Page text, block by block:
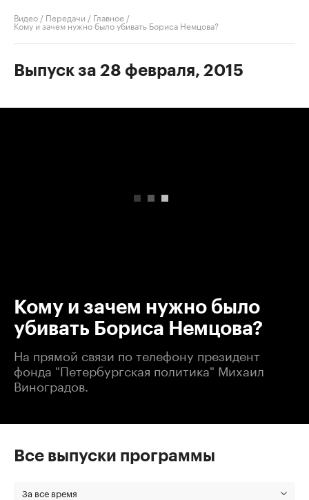
Видео / Передачи / Главное /
Кому и зачем нужно было убивать Бориса Немцова?
Выпуск за 28 февраля, 2015
Кому и зачем нужно было
убивать Бориса Немцова?
На прямой связи по телефону президент
фонда "Петербургская политика" Михаил
Виноградов.
Все выпуски программы
За все время